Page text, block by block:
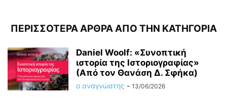
ΠΕΡΙΣΣΟΤΕΡΑ ΑΡΘΡΑ ΑΠΟ ΤΗΝ ΚΑΤΗΓΟΡΙΑ
Daniel Woolf: «Συνοπτική
ιστορία της Ιστοριογραφίας»
(Από τον Θανάση Δ. Σφήκα)
ο αναγνώστης - 13/06/2026